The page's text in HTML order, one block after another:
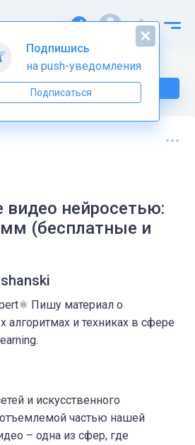
на нас в Telegram
нейросетью:
(бесплатные и
Пишу материал о
алгоритмах и техниках в сфере
и искусственного
частью нашей
– одна из сфер, где
Подпишись
на push-уведомления
Подписаться